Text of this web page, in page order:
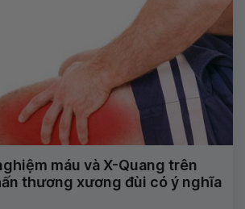
máu và X-Quang trên
thương xương đùi có ý nghĩa